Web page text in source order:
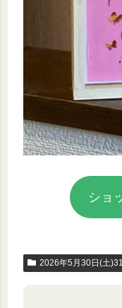
ショ
2026年5月30日(土